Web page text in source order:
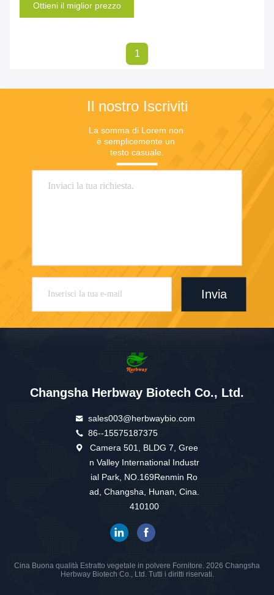
Ottieni il miglior prezzo
1
Il nostro Iscriviti
La somma di Lorem non
è semplicemente un
testo casuale.
Invia
Changsha Herbway Biotech Co., Ltd.
sales003@herbwaybio.com
86--15575187375
Camera 501, BLDG 7, Gree
n Valley International Industr
ial Park, NO.169Renmin Ro
ad, Changsha, Hunan, Cina.
410100
Cina Buona qualità Estratto vegetale in polvere Fornitore. 2026 Changsha
Herbway Biotech Co., Ltd. Tutti i diritti riservati.